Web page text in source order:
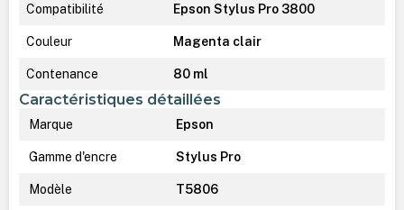
Compatibilité Epson Stylus Pro 3800
Couleur Magenta clair
Contenance 80 ml
Caractéristiques détaillées
Marque Epson
Gamme d'encre Stylus Pro
Modèle T5806